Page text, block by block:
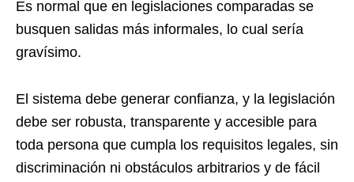
Es normal que en legislaciones comparadas se
busquen salidas más informales, lo cual sería
gravísimo.
El sistema debe generar confianza, y la legislación
debe ser robusta, transparente y accesible para
toda persona que cumpla los requisitos legales, sin
discriminación ni obstáculos arbitrarios y de fácil